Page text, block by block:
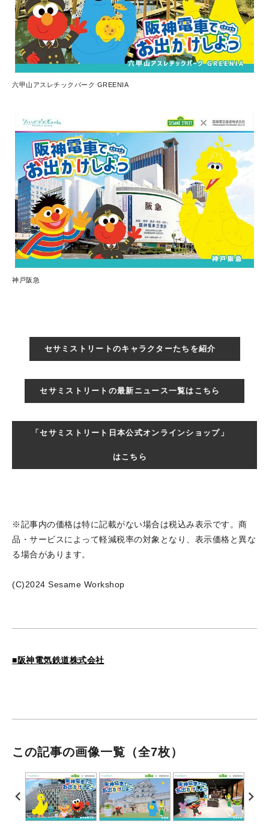
六甲山アスレチックパーク GREENIA
神戸阪急
セサミストリートのキャラクターたちを紹介
セサミストリートの最新ニュース一覧はこちら
「セサミストリート日本公式オンラインショップ」
はこちら
※記事内の価格は特に記載がない場合は税込み表示です。商
品・サービスによって軽減税率の対象となり、表示価格と異な
る場合があります。
(C)2024 Sesame Workshop
■阪神電気鉄道株式会社
この記事の画像一覧 （全7枚）